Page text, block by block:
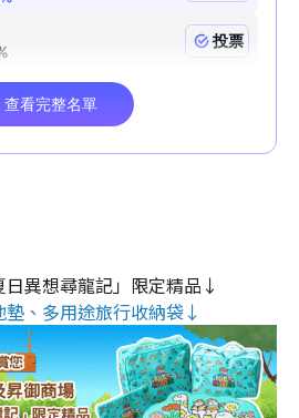
異想尋龍記」限定精品↓
、多用途旅行收納袋↓